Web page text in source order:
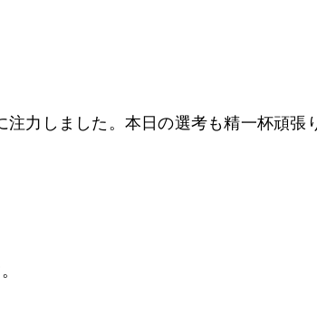
力しました。本日の選考も精一杯頑張